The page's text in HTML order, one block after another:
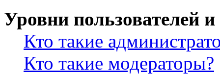
Уровни пользователей
Кто такие
Кто такие модераторы?